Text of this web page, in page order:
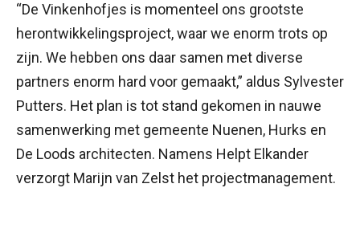
“De Vinkenhofjes is momenteel ons grootste
herontwikkelingsproject, waar we enorm trots op
zijn. We hebben ons daar samen met diverse
partners enorm hard voor gemaakt,” aldus Sylvester
Putters. Het plan is tot stand gekomen in nauwe
samenwerking met gemeente Nuenen, Hurks en
De Loods architecten. Namens Helpt Elkander
verzorgt Marijn van Zelst het projectmanagement.